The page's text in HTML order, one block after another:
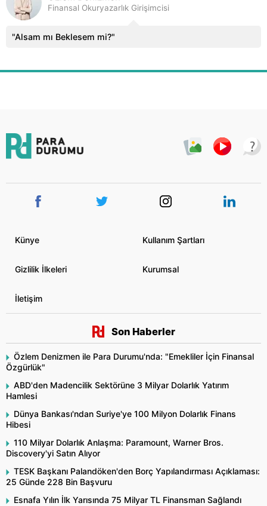
Finansal Okuryazarlık Girişimcisi
"Alsam mı Beklesem mi?"
Künye Kullanım Şartları
Gizlilik İlkeleri Kurumsal
İletişim
Son Haberler
Özlem Denizmen ile Para Durumu'nda: "Emekliler İçin Finansal
Özgürlük"
ABD'den Madencilik Sektörüne 3 Milyar Dolarlık Yatırım
Hamlesi
Dünya Bankası'ndan Suriye'ye 100 Milyon Dolarlık Finans
Hibesi
110 Milyar Dolarlık Anlaşma: Paramount, Warner Bros.
Discovery'yi Satın Alıyor
TESK Başkanı Palandöken'den Borç Yapılandırması Açıklaması:
25 Günde 228 Bin Başvuru
Esnafa Yılın İlk Yarısında 75 Milyar TL Finansman Sağlandı